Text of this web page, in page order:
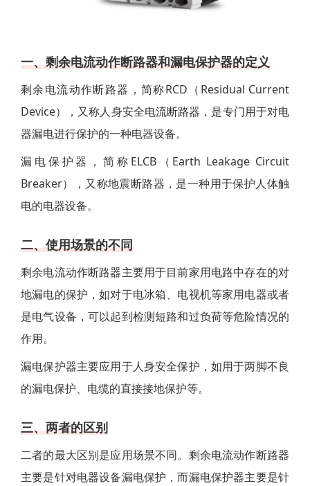
一、剩余电流动作断路器和漏电保护器的定义
剩余电流动作断路器，简称RCD（Residual Current
Device），又称人身安全电流断路器，是专门用于对电
器漏电进行保护的一种电器设备。
漏电保护器，简称ELCB（Earth Leakage Circuit
Breaker），又称地震断路器，是一种用于保护人体触
电的电器设备。
二、使用场景的不同
剩余电流动作断路器主要用于目前家用电路中存在的对
地漏电的保护，如对于电冰箱、电视机等家用电器或者
是电气设备，可以起到检测短路和过负荷等危险情况的
作用。
漏电保护器主要应用于人身安全保护，如用于两脚不良
的漏电保护、电缆的直接接地保护等。
三、两者的区别
二者的最大区别是应用场景不同。剩余电流动作断路器
主要是针对电器设备漏电保护，而漏电保护器主要是针